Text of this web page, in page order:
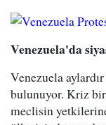
Venezuela'da
Venezuela
bulunuyor. Kriz
meclisin